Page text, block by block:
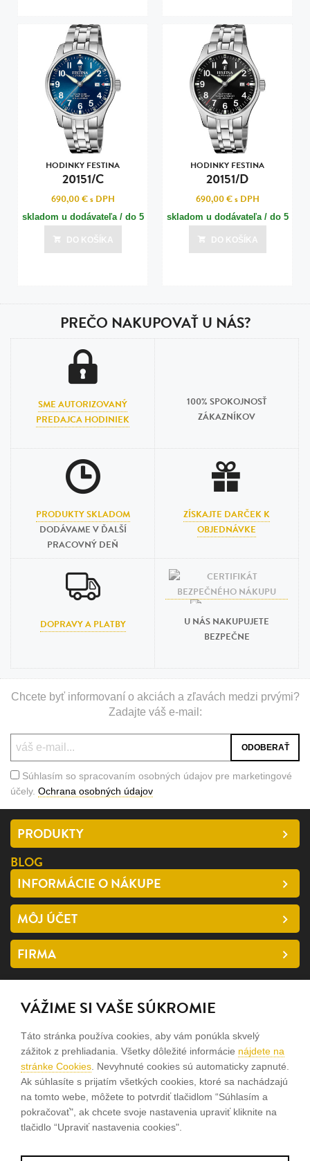
HODINKY FESTINA
20151/C
690,00 €s DPH
skladom u dodávateľa / do 5
dní
Posledná aktualizácia dnes o 07:00
DO KOŠÍKA
HODINKY FESTINA
20151/D
690,00 €s DPH
skladom u dodávateľa / do 5
dní
Posledná aktualizácia dnes o 07:00
DO KOŠÍKA
PREČO NAKUPOVAŤ U NÁS?
SME AUTORIZOVANÝ
PREDAJCA HODINIEK
100% SPOKOJNOSŤ
ZÁKAZNÍKOV
PRODUKTY SKLADOM
DODÁVAME V ĎALŠÍ
PRACOVNÝ DEŇ
ZÍSKAJTE DARČEK K
OBJEDNÁVKE
DOPRAVY A PLATBY
U NÁS NAKUPUJETE
BEZPEČNE
Chcete byť informovaní o akciách a zľavách medzi prvými?
Zadajte váš e-mail:
Súhlasím so spracovaním osobných údajov pre marketingové
účely. Ochrana osobných údajov
PRODUKTY
BLOG
INFORMÁCIE O NÁKUPE
MÔJ ÚČET
FIRMA
SLEDUJTE NÁS
facebook
instagram
Sme rodinná firma a zameriavame sa na predaj hodiniek a
šperkov od roku 1994.
Pozrite sa na naše ďaľšie web stránky.
VÁŽIME SI VAŠE SÚKROMIE
Táto stránka používa cookies, aby vám ponúkla skvelý
zážitok z prehliadania. Všetky dôležité informácie nájdete na
stránke Cookies . Nevyhnuté cookies sú automaticky zapnuté.
Ak súhlasíte s prijatím všetkých cookies, ktoré sa nachádzajú
na tomto webe, môžete to potvrdiť tlačidlom “Súhlasím a
pokračovať", ak chcete svoje nastavenia upraviť kliknite na
tlačidlo “Upraviť nastavenia cookies".